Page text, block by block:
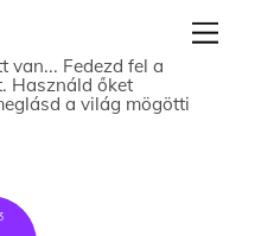
van... Fedezd fel a
Használd őket
a világ mögötti